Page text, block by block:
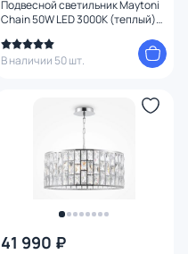
Подвесной светильник Maytoni
Chain 50W LED 3000К (теплый)
В наличии 50 шт.
41 990 ₽